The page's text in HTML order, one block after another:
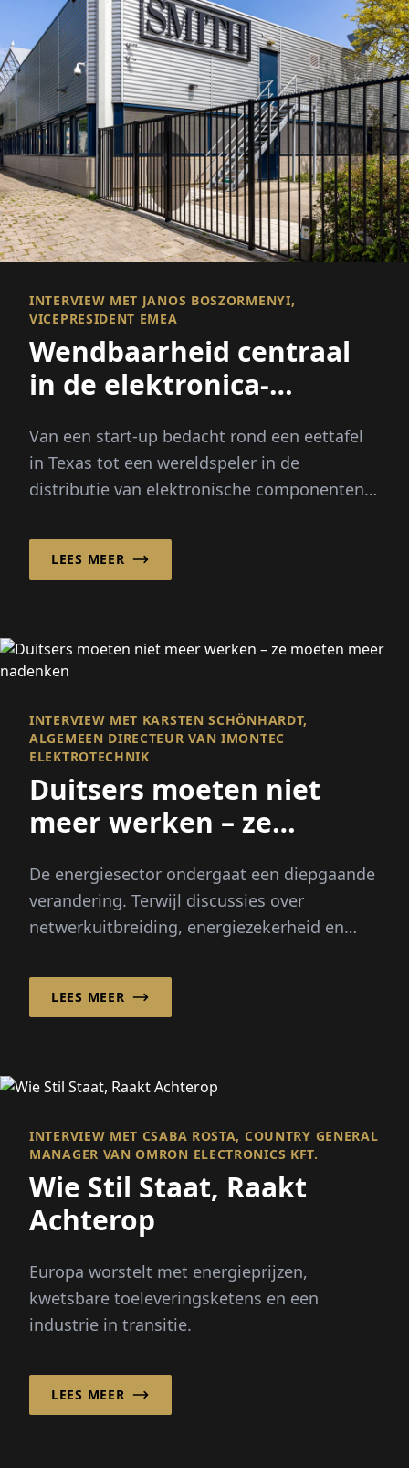
INTERVIEW MET JANOS BOSZORMENYI,
VICEPRESIDENT EMEA
Wendbaarheid centraal
in de elektronica-
Van een start-up bedacht rond een eettafel
in Texas tot een wereldspeler in de
distributie van elektronische componenten,
LEES MEER
INTERVIEW MET KARSTEN SCHÖNHARDT,
ALGEMEEN DIRECTEUR VAN IMONTEC
ELEKTROTECHNIK
Duitsers moeten niet
meer werken – ze
De energiesector ondergaat een diepgaande
verandering. Terwijl discussies over
netwerkuitbreiding, energiezekerheid en
domineren...
LEES MEER
INTERVIEW MET CSABA ROSTA, COUNTRY GENERAL
MANAGER VAN OMRON ELECTRONICS KFT.
Wie Stil Staat, Raakt
Achterop
Europa worstelt met energieprijzen,
kwetsbare toeleveringsketens en een
industrie in transitie.
LEES MEER